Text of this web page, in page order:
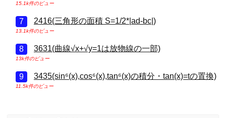
15.1k件のビュー
2416(三角形の面積 S=1/2*|ad-bc|)
13.1k件のビュー
3631(曲線√x+√y=1は放物線の一部)
13k件のビュー
3435(sin⁶(x),cos⁶(x),tan⁶(x)の積分・tan(x)=tの置換)
11.5k件のビュー